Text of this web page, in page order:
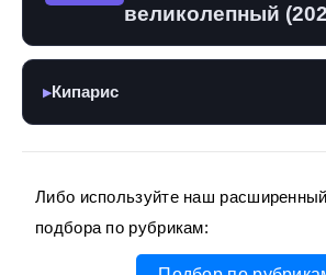
великолепный
▶ Кипарис
Либо используйте наш
подбора по рубрикам: